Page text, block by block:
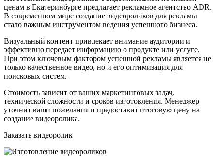
ценам в Екатеринбурге предлагает рекламное агентство ADR.
В современном мире создание видеороликов для рекламы
стало важным инструментом ведения успешного бизнеса.
Визуальный контент привлекает внимание аудитории и
эффективно передает информацию о продукте или услуге.
При этом ключевым фактором успешной рекламы является не
только качественное видео, но и его оптимизация для
поисковых систем.
Стоимость зависит от ваших маркетинговых задач,
технической сложности и сроков изготовления. Менеджер
уточнит ваши пожелания и предоставит итоговую цену на
создание видеоролика.
Заказать видеоролик